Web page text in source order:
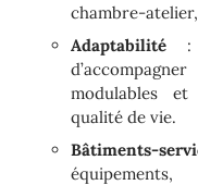
chambre-
Adaptabilité :
modulables
qualité de vie.
Bâtiments-